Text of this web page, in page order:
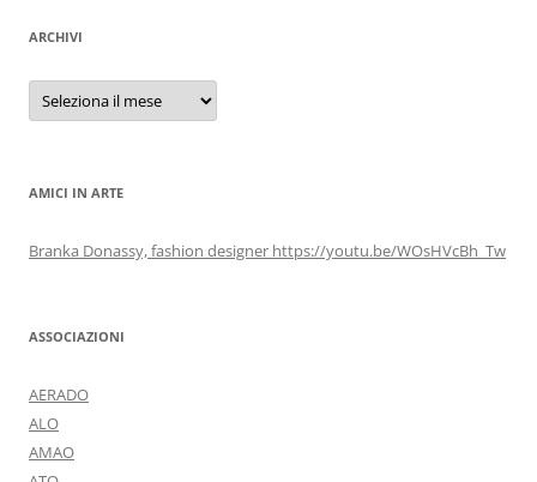
ARCHIVI
Archivi
AMICI IN ARTE
Branka Donassy, fashion designer https://youtu.be/WOsHVcBh_Tw
ASSOCIAZIONI
AERADO
ALO
AMAO